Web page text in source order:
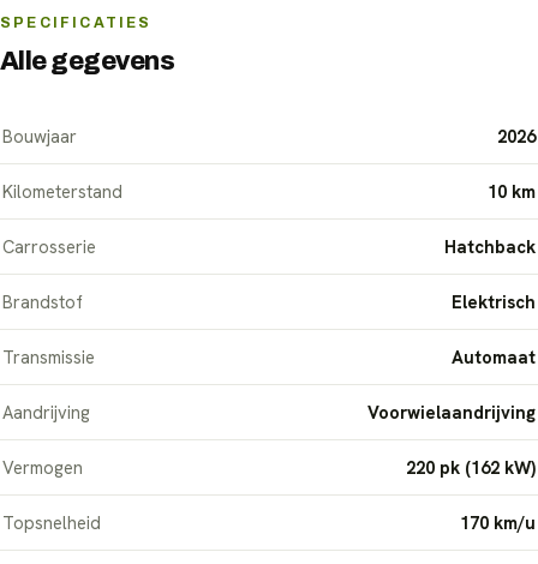
SPECIFICATIES
Alle gegevens
Bouwjaar 2026
Kilometerstand 10 km
Carrosserie Hatchback
Brandstof Elektrisch
Transmissie Automaat
Aandrijving Voorwielaandrijving
Vermogen 220 pk (162 kW)
Topsnelheid 170 km/u